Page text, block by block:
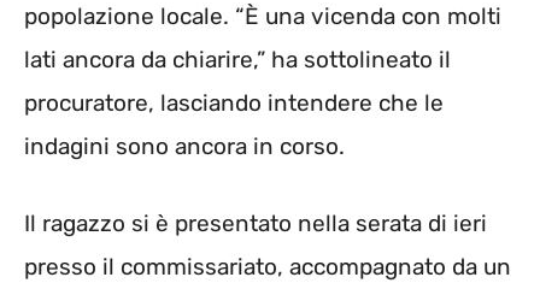
popolazione locale. “È una vicenda con molti
lati ancora da chiarire,” ha sottolineato il
procuratore, lasciando intendere che le
indagini sono ancora in corso.
Il ragazzo si è presentato nella serata di ieri
presso il commissariato, accompagnato da un